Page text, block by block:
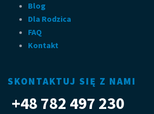
Blog
Dla Rodzica
FAQ
Kontakt
SKONTAKTUJ SIĘ Z NAMI
+48 782 497 230